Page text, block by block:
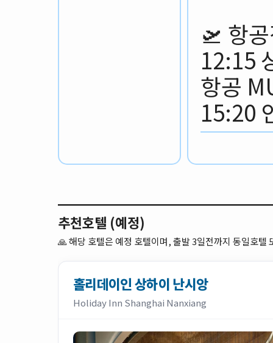
🛫 항
12:15
항공
15:20
추천호텔 (예정)
🙏해당 호텔은 예정 호텔이며, 출발 3일전까지 동일호텔
홀리데이인 상하이 난시앙
Holiday Inn Shanghai Nanxiang